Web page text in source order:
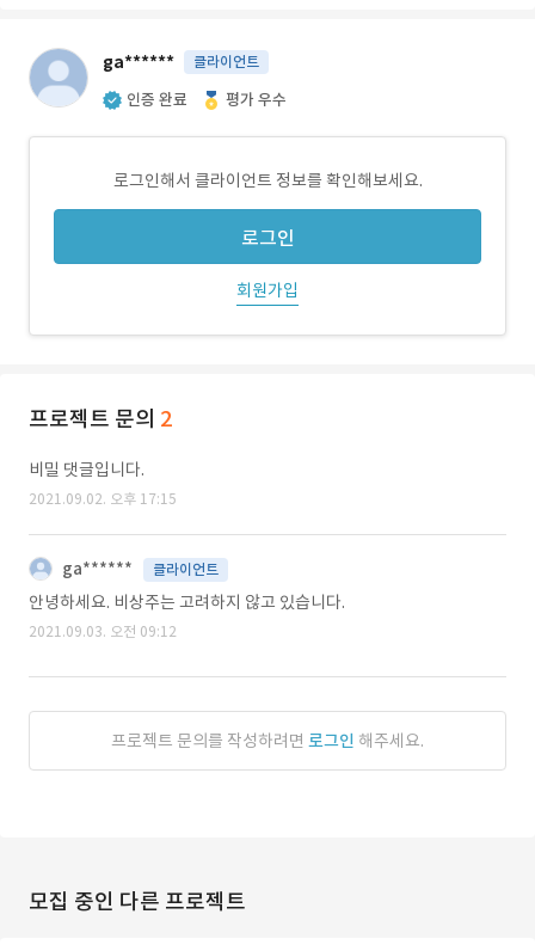
ga****** 클라이언트
인증 완료 평가 우수
로그인해서 클라이언트 정보를 확인해보세요.
로그인
회원가입
프로젝트 문의 2
비밀 댓글입니다.
2021.09.02. 오후 17:15
ga****** 클라이언트
안녕하세요. 비상주는 고려하지 않고 있습니다.
2021.09.03. 오전 09:12
프로젝트 문의를 작성하려면 로그인 해주세요.
모집 중인 다른 프로젝트